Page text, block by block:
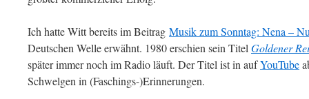
Ich hatte Witt bereits im Beitrag Musik zum Sonntag: Nena –
Deutschen Welle erwähnt. 1980 erschien sein Titel Goldener
später immer noch im Radio läuft. Der Titel ist in aufYouTube
Schwelgen in (Faschings-)Erinnerungen.